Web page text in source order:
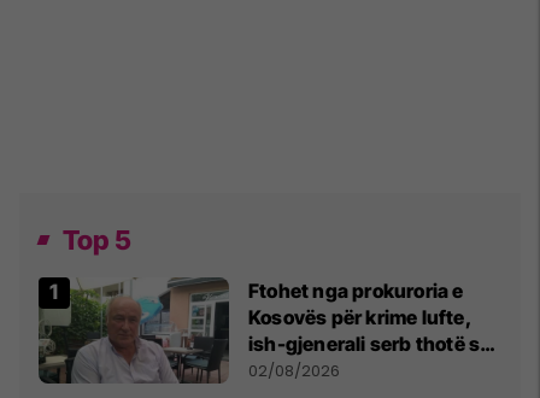
Top 5
Ftohet nga prokuroria e
Kosovës për krime lufte,
ish-gjenerali serb thotë se
dikush e tradhtoi në
02/08/2026